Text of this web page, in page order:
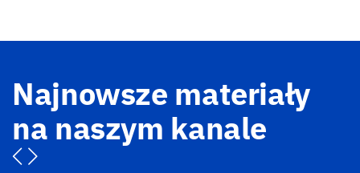
Najnowsze materiały
na naszym kanale